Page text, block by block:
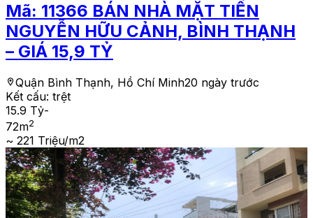
Mã: 11366 BÁN NHÀ MẶT TIỀN
NGUYỄN HỮU CẢNH, BÌNH THẠNH
– GIÁ 15,9 TỶ
Quận Bình Thạnh, Hồ Chí Minh20 ngày trước
Kết cấu: trệt
15.9 Tỷ-
72m2
~ 221 Triệu/m2